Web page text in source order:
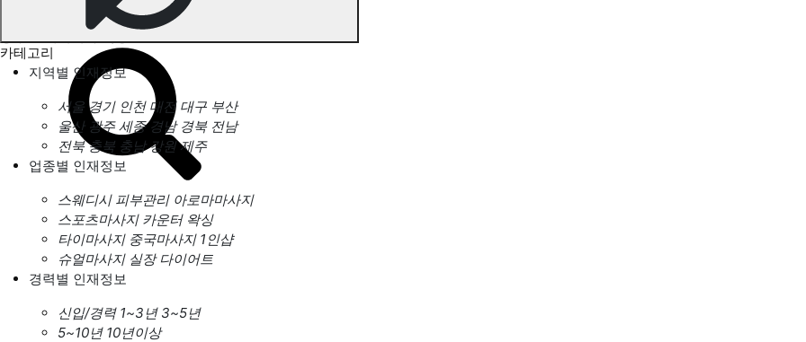
카테고리
지역별 인재정보
서울 경기 인천 대전 대구 부산
울산 광주 세종 경남 경북 전남
전북 충북 충남 강원 제주
업종별 인재정보
스웨디시 피부관리 아로마마사지
스포츠마사지 카운터 왁싱
타이마사지 중국마사지 1인샵
슈얼마사지 실장 다이어트
경력별 인재정보
신입/경력 1~3년 3~5년
5~10년 10년이상